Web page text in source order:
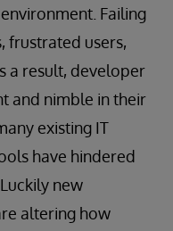
Failing
frustrated users,
a result, developer
and nimble in their
existing IT
have hindered
new
altering how